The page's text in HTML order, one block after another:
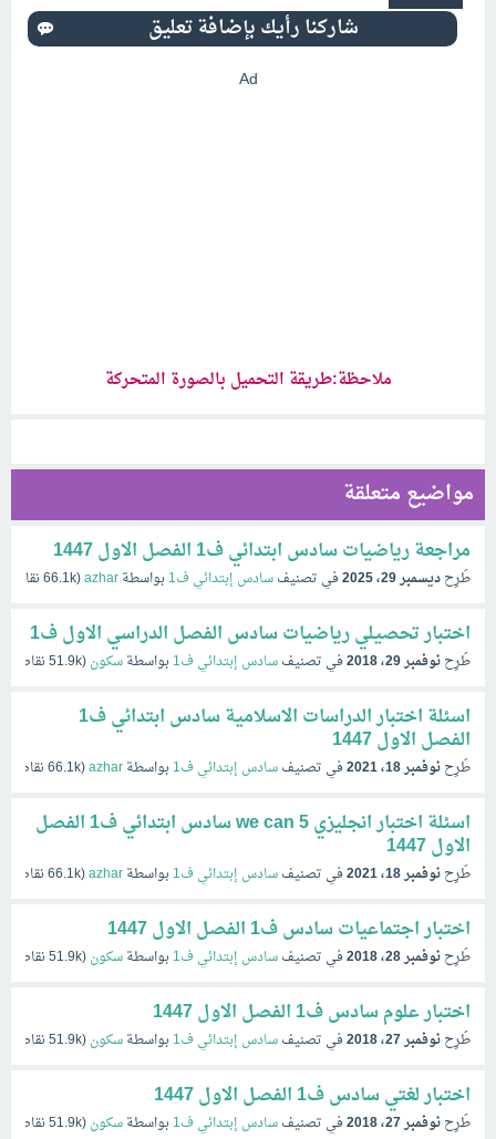
Ad
ملاحظة:طريقة التحميل بالصورة المتحركة
مواضيع متعلقة
مراجعة رياضيات سادس ابتدائي ف1 الفصل الاول 1447
طُرِحديسمبر 29، 2025 في تصنيفسادس إبتدائي ف1 بواسطةazhar
(
66.1kنقاط)
اختبار تحصيلي رياضيات سادس الفصل الدراسي الاول ف1
طُرِحنوفمبر 29، 2018 في تصنيفسادس إبتدائي ف1 بواسطةسكون(
51.9kنقاط)
اسئلة اختبار الدراسات الاسلامية سادس ابتدائي ف1
الفصل الاول 1447
طُرِحنوفمبر 18، 2021 في تصنيفسادس إبتدائي ف1 بواسطةazhar
(
66.1kنقاط)
اسئلة اختبار انجليزي we can 5 سادس ابتدائي ف1 الفصل
الاول 1447
طُرِحنوفمبر 18، 2021 في تصنيفسادس إبتدائي ف1 بواسطةazhar
(
66.1kنقاط)
اختبار اجتماعيات سادس ف1 الفصل الاول 1447
طُرِحنوفمبر 28، 2018 في تصنيفسادس إبتدائي ف1 بواسطةسكون(
51.9kنقاط)
اختبار علوم سادس ف1 الفصل الاول 1447
طُرِحنوفمبر 27، 2018 في تصنيفسادس إبتدائي ف1 بواسطةسكون(
51.9kنقاط)
اختبار لغتي سادس ف1 الفصل الاول 1447
طُرِحنوفمبر 27، 2018 في تصنيفسادس إبتدائي ف1 بواسطةسكون(
51.9kنقاط)